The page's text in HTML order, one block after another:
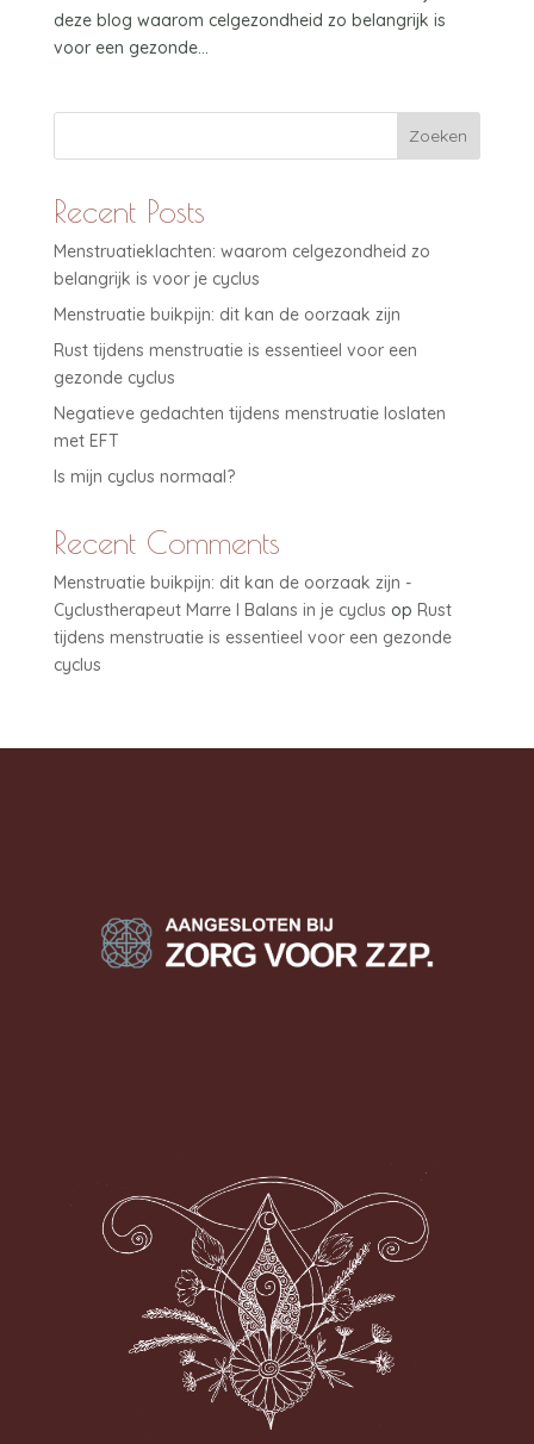
deze blog waarom celgezondheid zo belangrijk is
voor een gezonde...
Zoeken
Recent Posts
Menstruatieklachten: waarom celgezondheid zo
belangrijk is voor je cyclus
Menstruatie buikpijn: dit kan de oorzaak zijn
Rust tijdens menstruatie is essentieel voor een
gezonde cyclus
Negatieve gedachten tijdens menstruatie loslaten
met EFT
Is mijn cyclus normaal?
Recent Comments
Menstruatie buikpijn: dit kan de oorzaak zijn -
Cyclustherapeut Marre I Balans in je cyclus op Rust
tijdens menstruatie is essentieel voor een gezonde
cyclus